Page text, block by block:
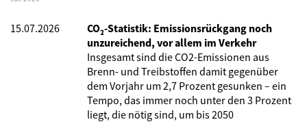
15.07.2026
CO₂-Statistik: Emissionsrückgang noch
unzureichend, vor allem im Verkehr
Insgesamt sind die CO2-Emissionen aus
Brenn- und Treibstoffen damit gegenüber
dem Vorjahr um 2,7 Prozent gesunken – ein
Tempo, das immer noch unter den 3 Prozent
liegt, die nötig sind, um bis 2050